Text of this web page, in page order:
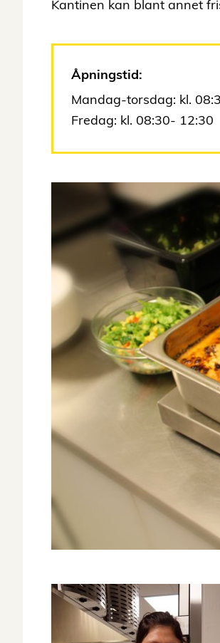
Kantinen kan blant annet
Åpningstid:
Mandag-torsdag: kl.
Fredag: kl. 08:30- 12:30